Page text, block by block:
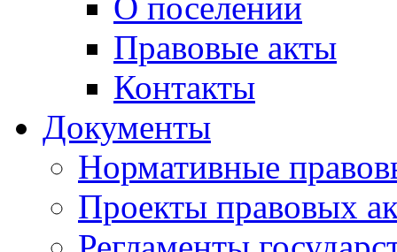
Правовые акты
Контакты
Документы
Нормативные
Проекты правовых